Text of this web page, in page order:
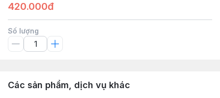
420.000đ
Số lượng
Các sản phẩm, dịch vụ khác